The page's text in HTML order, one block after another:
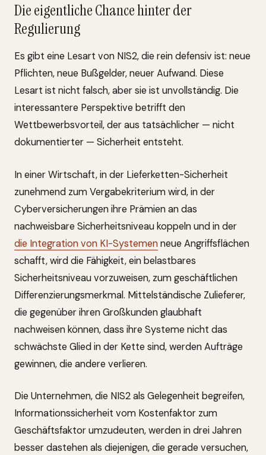
Die eigentliche Chance hinter der
Regulierung
Es gibt eine Lesart von NIS2, die rein defensiv ist: neue
Pflichten, neue Bußgelder, neuer Aufwand. Diese
Lesart ist nicht falsch, aber sie ist unvollständig. Die
interessantere Perspektive betrifft den
Wettbewerbsvorteil, der aus tatsächlicher — nicht
dokumentierter — Sicherheit entsteht.
In einer Wirtschaft, in der Lieferketten-Sicherheit
zunehmend zum Vergabekriterium wird, in der
Cyberversicherungen ihre Prämien an das
nachweisbare Sicherheitsniveau koppeln und in der
die Integration von KI-Systemenneue Angriffsflächen
schafft, wird die Fähigkeit, ein belastbares
Sicherheitsniveau vorzuweisen, zum geschäftlichen
Differenzierungsmerkmal. Mittelständische Zulieferer,
die gegenüber ihren Großkunden glaubhaft
nachweisen können, dass ihre Systeme nicht das
schwächste Glied in der Kette sind, werden Aufträge
gewinnen, die andere verlieren.
Die Unternehmen, die NIS2 als Gelegenheit begreifen,
Informationssicherheit vom Kostenfaktor zum
Geschäftsfaktor umzudeuten, werden in drei Jahren
besser dastehen als diejenigen, die gerade versuchen,